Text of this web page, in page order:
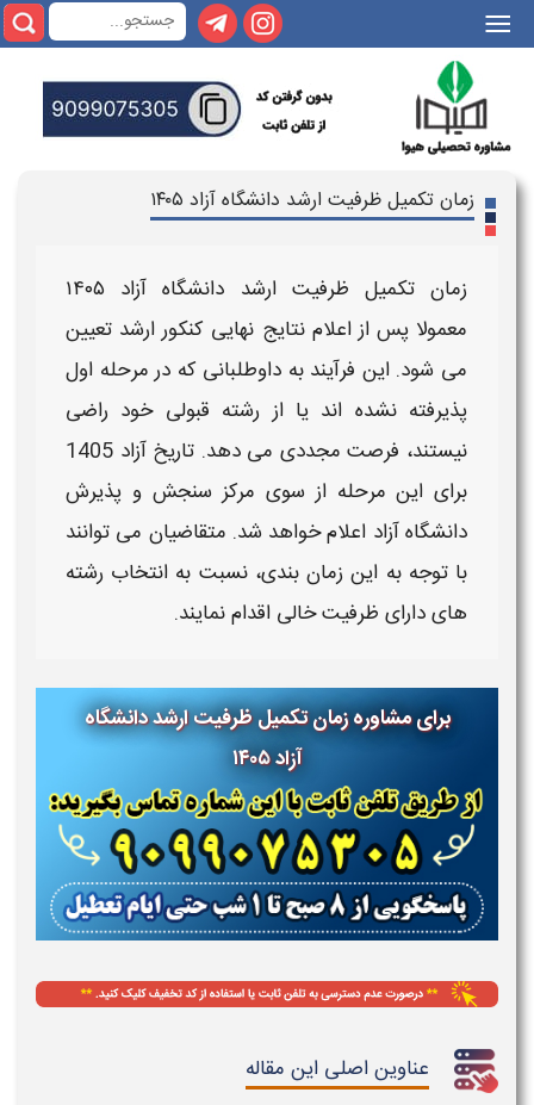
|||
زمان تکمیل ظرفیت ارشد دانشگاه آزاد ۱۴۰۵
زمان تکمیل ظرفیت ارشد دانشگاه آزاد ۱۴۰۵
معمولا پس از اعلام نتایج نهایی کنکورارشد تعیین
می‌ شود. این فرآیند به داوطلبانی که در مرحله اول
پذیرفته نشده‌ اند یا از رشته قبولی خود راضی
نیستند، فرصت مجددی می‌ دهد. تاریخ آزاد 1405
برای این مرحله از سوی مرکز سنجش و پذیرش
دانشگاه آزاد اعلام خواهد شد. متقاضیان می‌ توانند
با توجه به این زمان‌بندی، نسبت به انتخاب رشته‌
های دارای ظرفیتخالی اقدام نمایند.
برای مشاوره زمان تکمیل ظرفیت ارشد دانشگاه
آزاد ۱۴۰۵
عناوین اصلی این مقاله